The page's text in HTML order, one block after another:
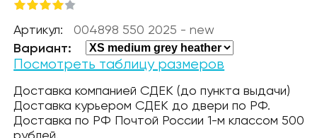
Артикул: 004898 550 2025 - new
Вариант:
Посмотреть таблицу размеров
Доставка компанией СДЕК (до пункта выдачи)
Доставка курьером СДЕК до двери по РФ.
Доставка по РФ Почтой России 1-м классом 500
рублей.